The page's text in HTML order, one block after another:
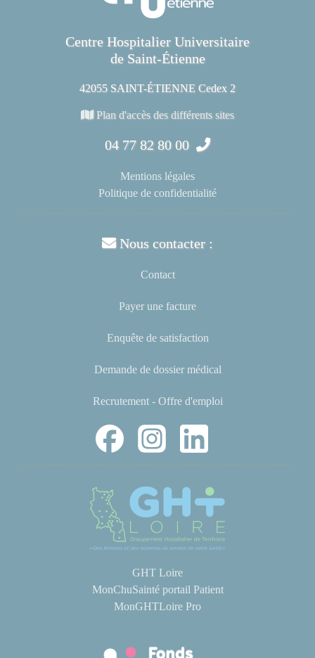
Centre Hospitalier Universitaire
de Saint-Étienne
42055 SAINT-ÉTIENNE Cedex 2
Plan d'accès des différents sites
04 77 82 80 00
Mentions légales
Politique de confidentialité
Nous contacter :
Contact
Payer une facture
Enquête de satisfaction
Demande de dossier médical
Recrutement - Offre d'emploi
GHT Loire
MonChuSainté portail Patient
MonGHTLoire Pro